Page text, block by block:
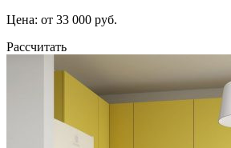
Цена: от 33 000 руб.
Рассчитать